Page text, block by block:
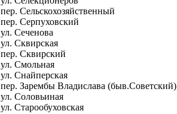
пер. Сельскохозяйственный
пер. Серпуховский
ул. Сеченова
ул. Сквирская
пер. Сквирский
ул. Смольная
ул. Снайперская
пер. Зарембы Владислава (быв.Советский)
ул. Соловьиная
ул. Старообуховская